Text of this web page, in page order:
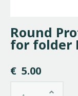
Round
for folder
€ 5.00